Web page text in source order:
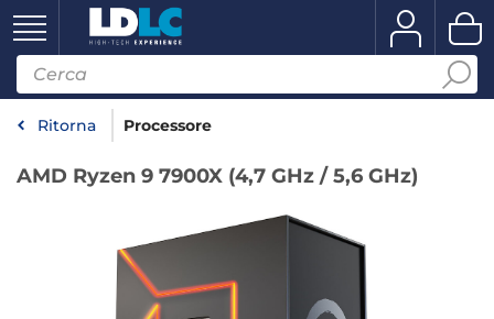
Ritorna Processore
AMD Ryzen 9 7900X (4,7 GHz / 5,6 GHz)